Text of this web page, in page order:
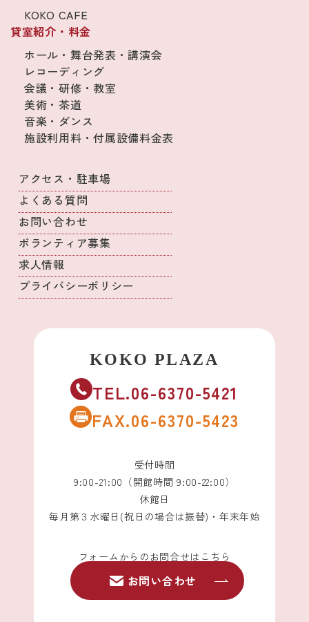
KOKO CAFE
貸室紹介・料金
ホール・舞台発表・講演会
レコーディング
会議・研修・教室
美術・茶道
音楽・ダンス
施設利用料・付属設備料金表
アクセス・駐車場
よくある質問
お問い合わせ
ボランティア募集
求人情報
プライバシーポリシー
TEL.06-6370-5421
FAX.06-6370-5423
受付時間
9:00-21:00（開館時間 9:00-22:00）
休館日
毎月第３水曜日(祝日の場合は振替)・年末年始
フォームからのお問合せはこちら
お問い合わせ